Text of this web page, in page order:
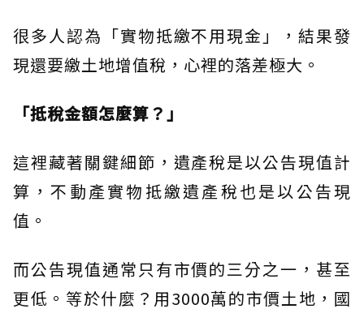
很多人認為「實物抵繳不用現金」，結果發
現還要繳土地增值稅，心裡的落差極大。
「抵稅金額怎麼算？」
這裡藏著關鍵細節，遺產稅是以公告現值計
算，不動產實物抵繳遺產稅也是以公告現
值。
而公告現值通常只有市價的三分之一，甚至
更低。等於什麼？用3000萬的市價土地，國